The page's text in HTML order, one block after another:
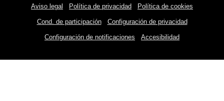
Aviso legal Política de privacidad Política de cookies
Cond. de participación Configuración de privacidad
Configuración de notificaciones Accesibilidad